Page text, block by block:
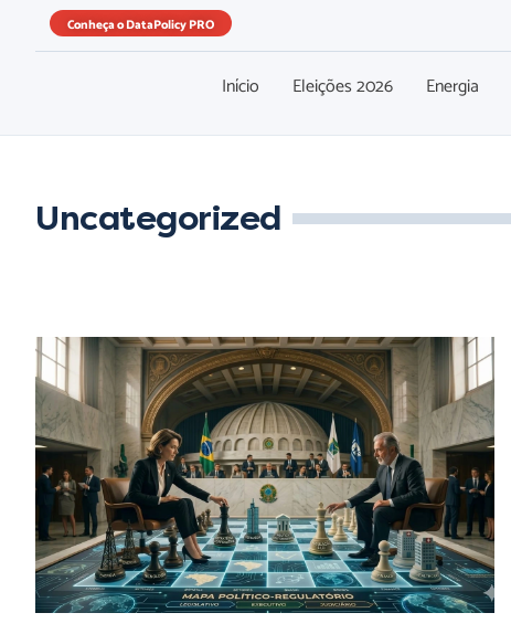
Conheça o DataPolicy PRO
Início Eleições 2026 Energia
Uncategorized
O Xadrez Regulatório: Como a política molda setores e
define o futuro das Relações Institucionais e
Governamentais